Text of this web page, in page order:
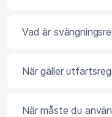
Vad är
När gäller
När måste du